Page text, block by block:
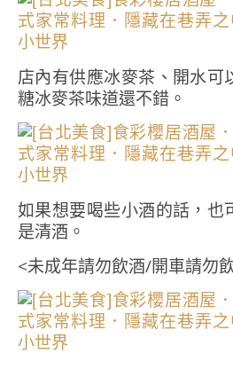
店內有供應冰麥茶、開水可
糖冰麥茶味道還不錯。
如果想要喝些小酒的話，也
是清酒。
<未成年請勿飲酒/開車請勿